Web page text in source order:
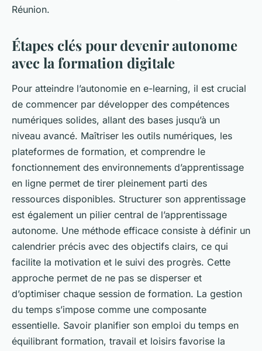
Réunion.
Étapes clés pour devenir autonome
avec la formation digitale
Pour atteindre l’autonomie en e-learning, il est crucial
de commencer par développer des compétences
numériques solides, allant des bases jusqu’à un
niveau avancé. Maîtriser les outils numériques, les
plateformes de formation, et comprendre le
fonctionnement des environnements d’apprentissage
en ligne permet de tirer pleinement parti des
ressources disponibles. Structurer son apprentissage
est également un pilier central de l’apprentissage
autonome. Une méthode efficace consiste à définir un
calendrier précis avec des objectifs clairs, ce qui
facilite la motivation et le suivi des progrès. Cette
approche permet de ne pas se disperser et
d’optimiser chaque session de formation. La gestion
du temps s’impose comme une composante
essentielle. Savoir planifier son emploi du temps en
équilibrant formation, travail et loisirs favorise la